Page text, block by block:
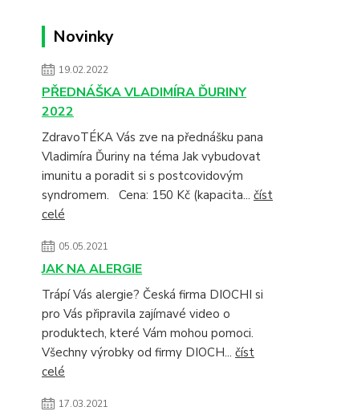
Novinky
19.02.2022
PŘEDNÁŠKA VLADIMÍRA ĎURINY
2022
ZdravoTÉKA Vás zve na přednášku pana
Vladimíra Ďuriny na téma Jak vybudovat
imunitu a poradit si s postcovidovým
syndromem. Cena: 150 Kč (kapacita... číst
celé
05.05.2021
JAK NA ALERGIE
Trápí Vás alergie? Česká firma DIOCHI si
pro Vás připravila zajímavé video o
produktech, které Vám mohou pomoci.
Všechny výrobky od firmy DIOCH... číst
celé
17.03.2021